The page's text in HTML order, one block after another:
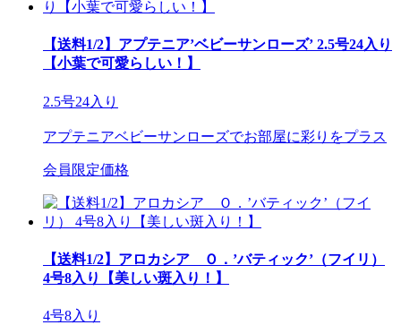
【送料1/2】アプテニア’ベビーサンローズ’ 2.5号24入り
【小葉で可愛らしい！】
2.5号24入り
アプテニアベビーサンローズでお部屋に彩りをプラス
会員限定価格
【送料1/2】アロカシア Ｏ．’バティック’（フイリ）
4号8入り【美しい斑入り！】
4号8入り